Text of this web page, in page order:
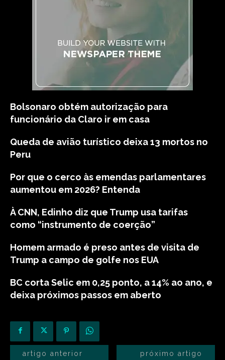
Bolsonaro obtém autorização para
funcionário da Claro ir em casa
Queda de avião turístico deixa 13 mortos no
Peru
Por que o cerco às emendas parlamentares
aumentou em 2026? Entenda
À CNN, Edinho diz que Trump usa tarifas
como “instrumento de coerção”
Homem armado é preso antes de visita de
Trump a campo de golfe nos EUA
BC corta Selic em 0,25 ponto, a 14% ao ano, e
deixa próximos passos em aberto
artigo anterior próximo artigo